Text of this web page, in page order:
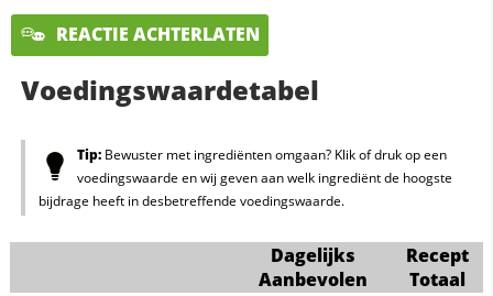
REACTIE ACHTERLATEN
Voedingswaardetabel
Tip:Bewuster met ingrediënten omgaan? Klik of druk op een
voedingswaarde en wij geven aan welk ingrediënt de hoogste
bijdrage heeft in desbetreffende voedingswaarde.
Dagelijks
Aanbevolen
Recept
Totaal